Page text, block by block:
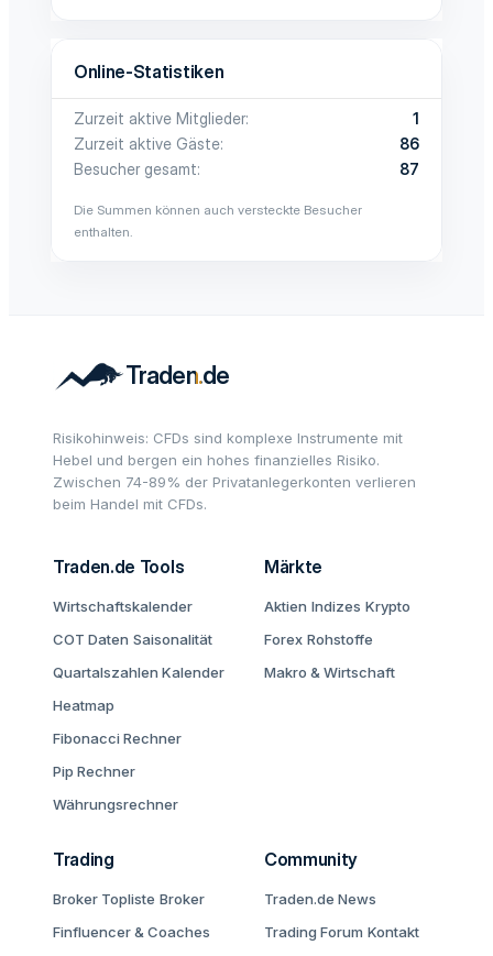
Online-Statistiken
Zurzeit aktive Mitglieder
1
Zurzeit aktive Gäste
86
Besucher gesamt
87
Die Summen können auch versteckte Besucher
enthalten.
Risikohinweis: CFDs sind komplexe Instrumente mit
Hebel und bergen ein hohes finanzielles Risiko.
Zwischen 74-89% der Privatanlegerkonten verlieren
beim Handel mit CFDs.
Traden.de Tools
Wirtschaftskalender
COT Daten Saisonalität
Quartalszahlen Kalender
Heatmap
Fibonacci Rechner
Pip Rechner
Währungsrechner
Märkte
Aktien Indizes Krypto
Forex Rohstoffe
Makro & Wirtschaft
Trading
Broker Topliste Broker
Finfluencer & Coaches
Community
Traden.de News
Trading Forum Kontakt